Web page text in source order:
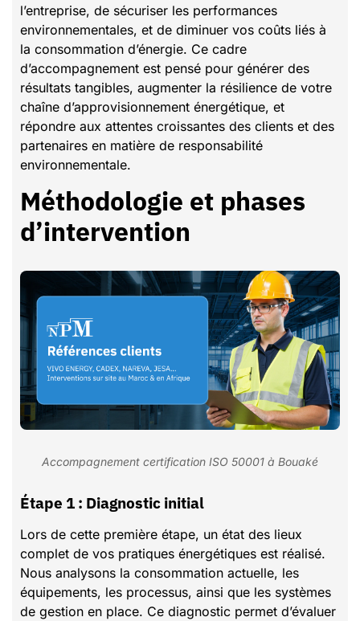
l’entreprise, de sécuriser les performances
environnementales, et de diminuer vos coûts liés à
la consommation d’énergie. Ce cadre
d’accompagnement est pensé pour générer des
résultats tangibles, augmenter la résilience de votre
chaîne d’approvisionnement énergétique, et
répondre aux attentes croissantes des clients et des
partenaires en matière de responsabilité
environnementale.
Méthodologie et phases
d’intervention
Accompagnement certification ISO 50001 à Bouaké
Étape 1 : Diagnostic initial
Lors de cette première étape, un état des lieux
complet de vos pratiques énergétiques est réalisé.
Nous analysons la consommation actuelle, les
équipements, les processus, ainsi que les systèmes
de gestion en place. Ce diagnostic permet d’évaluer